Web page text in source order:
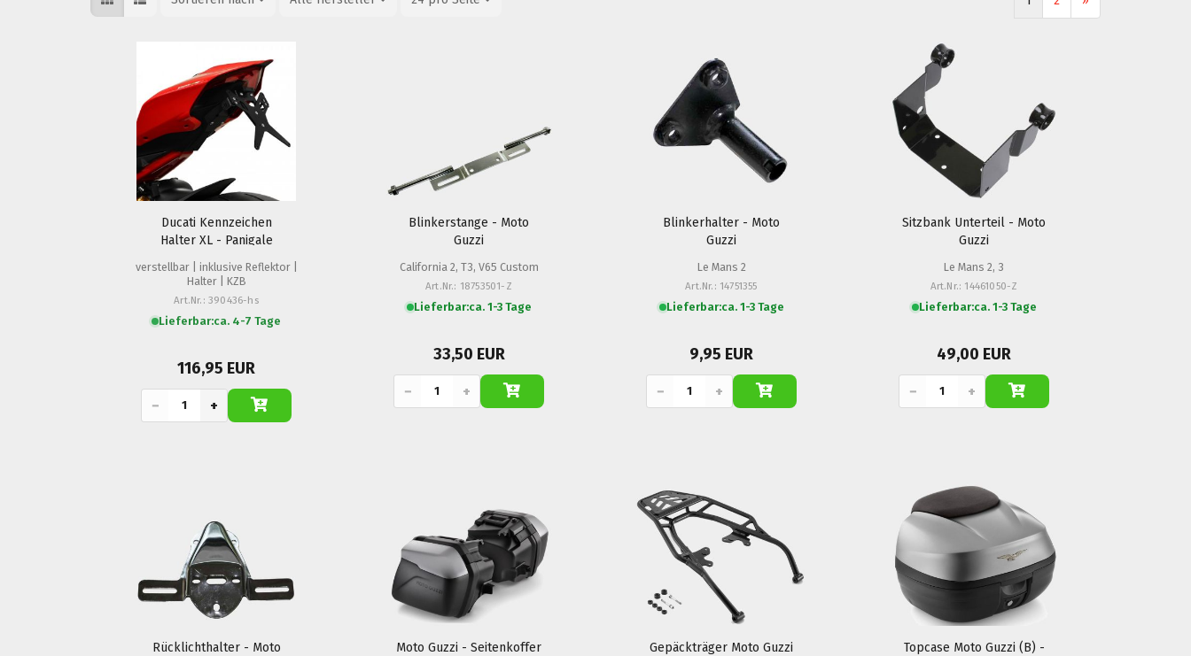
Ducati Kennzeichen
Halter XL - Panigale
V4/R/S, V2, Streetfighter
V4, 955 V2...
verstellbar | inklusive Reflektor |
Halter | KZB
Art.Nr.: 390436-hs
Lieferbar:ca. 4-7 Tage
116,95 EUR
− +
Blinkerstange - Moto
Guzzi
California 2, T3, V65 Custom
Art.Nr.: 18753501-Z
Lieferbar:ca. 1-3 Tage
33,50 EUR
− +
Blinkerhalter - Moto
Guzzi
Le Mans 2
Art.Nr.: 14751355
Lieferbar:ca. 1-3 Tage
9,95 EUR
− +
Sitzbank Unterteil - Moto
Guzzi
Le Mans 2, 3
Art.Nr.: 14461050-Z
Lieferbar:ca. 1-3 Tage
49,00 EUR
− +
Rücklichthalter - Moto
Moto Guzzi - Seitenkoffer
Gepäckträger Moto Guzzi
Topcase Moto Guzzi (B) -